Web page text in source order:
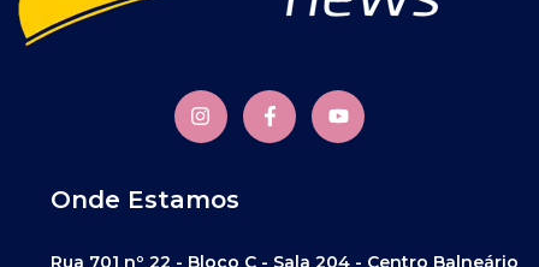
Onde Estamos
Rua 701 nº 22 - Bloco C - Sala 204 - Centro Balneário